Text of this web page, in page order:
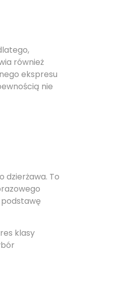
również
ekspresu
nie
dzierżawa. To
klasy